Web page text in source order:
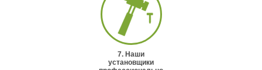
7. Наши
установщики